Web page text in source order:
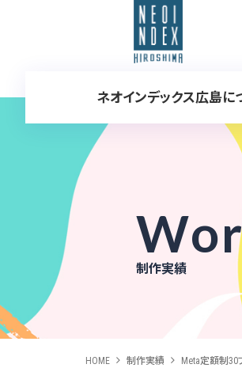
ネオインデックス広島に
制作実績
HOME 制作実績 Meta定額制30